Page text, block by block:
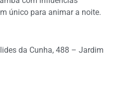
único para animar a noite.
da Cunha, 488 – Jardim